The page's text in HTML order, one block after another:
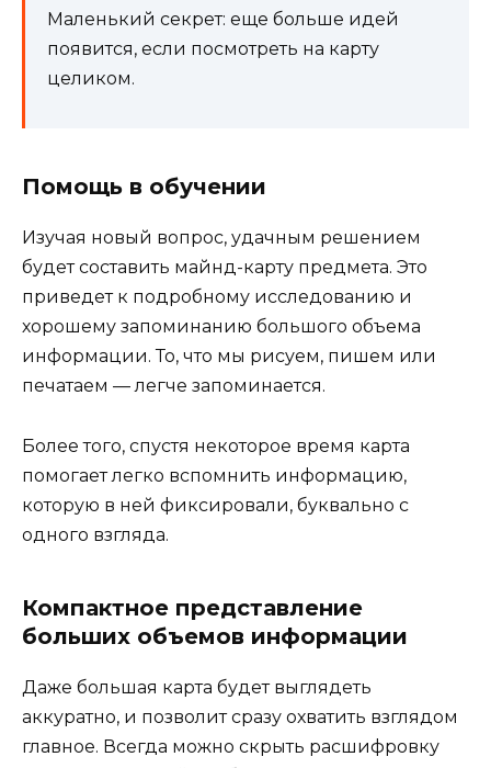
Маленький секрет: еще больше идей
появится, если посмотреть на карту
целиком.
Помощь в обучении
Изучая новый вопрос, удачным решением
будет составить майнд-карту предмета. Это
приведет к подробному исследованию и
хорошему запоминанию большого объема
информации. То, что мы рисуем, пишем или
печатаем — легче запоминается.
Более того, спустя некоторое время карта
помогает легко вспомнить информацию,
которую в ней фиксировали, буквально с
одного взгляда.
Компактное представление
больших объемов информации
Даже большая карта будет выглядеть
аккуратно, и позволит сразу охватить взглядом
главное. Всегда можно скрыть расшифровку